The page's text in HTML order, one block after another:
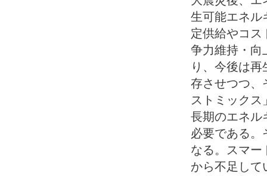
生可能エネル
定供給やコス
争力維持・向
り、今後は
存させつつ、
ストミック
長期のエネル
必要である。
なる。スマー
から不足して